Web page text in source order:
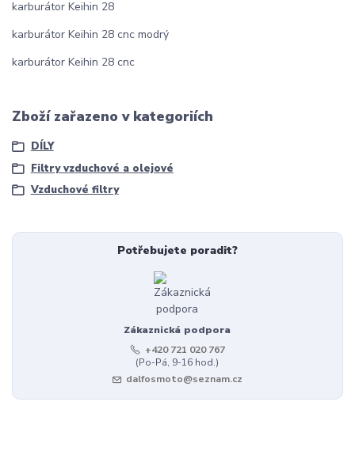
karburátor Keihin 28
karburátor Keihin 28 cnc modrý
karburátor Keihin 28 cnc
Zboží zařazeno v kategoriích
DÍLY
Filtry vzduchové a olejové
Vzduchové filtry
Potřebujete poradit?
Zákaznická podpora
+420 721 020 767
(Po-Pá, 9-16 hod.)
dalfosmoto@seznam.cz